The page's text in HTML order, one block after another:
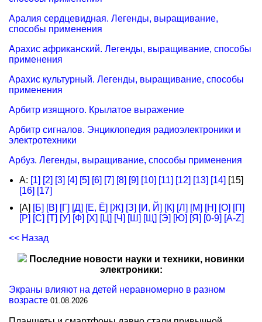
Аралия сердцевидная. Легенды, выращивание,
способы применения
Арахис африканский. Легенды, выращивание, способы
применения
Арахис культурный. Легенды, выращивание, способы
применения
Арбитр изящного. Крылатое выражение
Арбитр сигналов. Энциклопедия радиоэлектроники и
электротехники
Арбуз. Легенды, выращивание, способы применения
А: [1] [2] [3] [4] [5] [6] [7] [8] [9] [10] [11] [12] [13] [14] [15]
[16] [17]
[А] [Б] [В] [Г] [Д] [Е, Ё] [Ж] [З] [И, Й] [К] [Л] [М] [Н] [О] [П]
[Р] [С] [Т] [У] [Ф] [Х] [Ц] [Ч] [Ш] [Щ] [Э] [Ю] [Я] [0-9] [A-Z]
<< Назад
Последние новости науки и техники, новинки
электроники:
Экраны влияют на детей неравномерно в разном
возрасте 01.08.2026